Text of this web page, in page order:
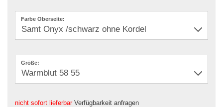
Farbe Oberseite:
Größe:
nicht sofort lieferbar Verfügbarkeit anfragen